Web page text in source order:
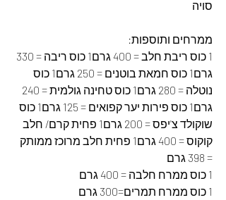
סויה
ממרחים ותוספות:
גרם1 כוס חמאת בוטנים = 250 גרם1 כוס
גרם1 כוס פירות יער קפואים = 125 גרם1 כוס
שוקולד צ'יפס = 200 גרם1 פחית קרם/ חלב
קוקוס = 400 גרם1 פחית חלב מרוכז ממותק
= 398 גרם
1 כוס ממרח חלבה = 400 גרם
1 כוס ממרח תמרים=300 גרם